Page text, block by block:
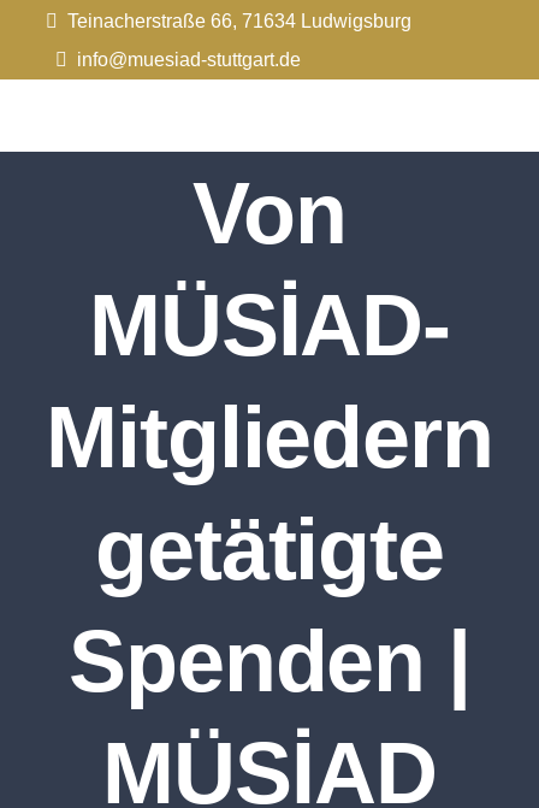
Teinacherstraße 66, 71634 Ludwigsburg
info@muesiad-stuttgart.de
Von
MÜSİAD-
Mitgliedern
getätigte
Spenden |
MÜSİAD